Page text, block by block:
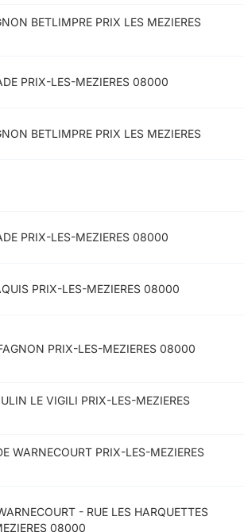
BETLIMPRE PRIX LES MEZIERES
PRIX-LES-MEZIERES 08000
BETLIMPRE PRIX LES MEZIERES
PRIX-LES-MEZIERES 08000
PRIX-LES-MEZIERES 08000
PRIX-LES-MEZIERES 08000
LE VIGILI PRIX-LES-MEZIERES
WARNECOURT PRIX-LES-MEZIERES
- RUE LES HARQUETTES
08000